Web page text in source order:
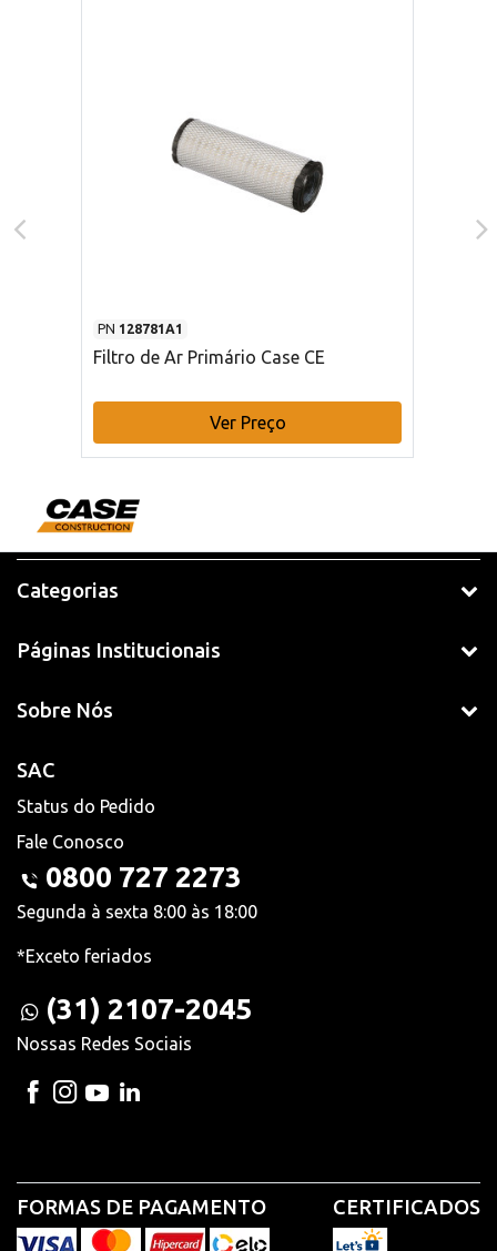
PN 128781A1
Filtro de Ar Primário Case CE
Ver Preço
Categorias
Páginas Institucionais
Sobre Nós
SAC
Status do Pedido
Fale Conosco
0800 727 2273
Segunda à sexta 8:00 às 18:00
*Exceto feriados
(31) 2107-2045
Nossas Redes Sociais
FORMAS DE PAGAMENTO CERTIFICADOS